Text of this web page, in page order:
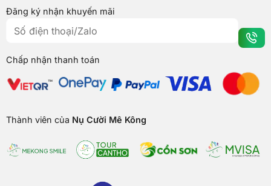
Đăng ký nhận khuyến mãi
Chấp nhận thanh toán
Thành viên của Nụ Cười Mê Kông